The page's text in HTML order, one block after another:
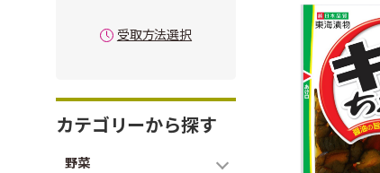
受取方法選択
カテゴリーから探す
野菜